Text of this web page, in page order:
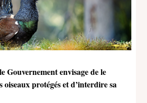
Gouvernement envisage de le
oiseaux protégés et d’interdire sa